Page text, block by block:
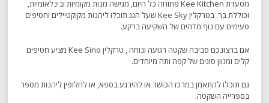
מסעדת Kee Kitchen פתוחה כל היום, מגישה מנות מקומיות ובינלאומיות,
וכוללת בר. בטרקלין Kee Sky שעל הגג תוכלו ליהנות מקוקטיילים וחטיפים
טעימים עם נוף מדהים של השקיעה ברקע.
אם ברצונכם סביבה שקטה רגועה ונוחה , טרקלין Kee Sino מציע חטיפים
קלים ומגוון סוגים של קפה ותה מיוחדים.
גם תוכלו להתאמן במרכז הכושר או להירגע בספא, או לחלופין ליהנות מספר
בספרייה השקטה.